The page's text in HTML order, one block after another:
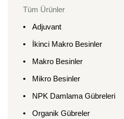
Tüm Ürünler
Adjuvant
İkinci Makro Besinler
Makro Besinler
Mikro Besinler
NPK Damlama Gübreleri
Organik Gübreler